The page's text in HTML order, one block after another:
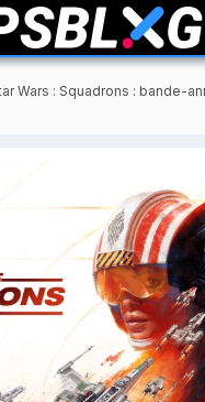
Wars : Squadrons : bande-